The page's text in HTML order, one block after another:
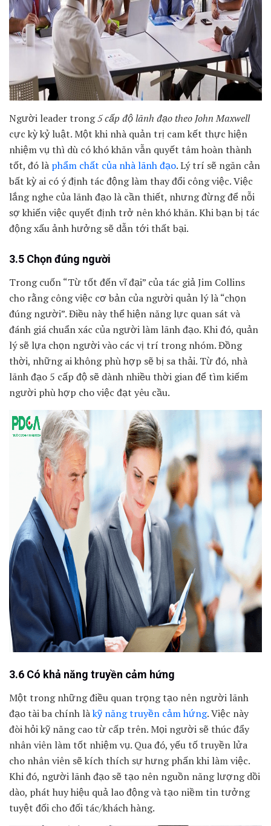
Người leader trong5 cấp độ lãnh đạo theo John Maxwell
cực kỳ kỷ luật. Một khi nhà quản trị cam kết thực hiện
nhiệm vụ thì dù có khó khăn vẫn quyết tâm hoàn thành
tốt, đó là phẩm chất của nhà lãnh đạo.Lý trí sẽ ngăn cản
bất kỳ ai có ý định tác động làm thay đổi công việc. Việc
lắng nghe của lãnh đạo là cần thiết, nhưng đừng để nỗi
sợ khiến việc quyết định trở nên khó khăn. Khi bạn bị tác
động xấu ảnh hưởng sẽ dẫn tới thất bại.
3.5 Chọn đúng người
Trong cuốn “Từ tốt đến vĩ đại” của tác giả Jim Collins
cho rằng công việc cơ bản của người quản lý là “chọn
đúng người”. Điều này thể hiện năng lực quan sát và
đánh giá chuẩn xác của người làm lãnh đạo. Khi đó, quản
lý sẽ lựa chọn người vào các vị trí trong nhóm. Đồng
thời, những ai không phù hợp sẽ bị sa thải. Từ đó, nhà
lãnh đạo 5 cấp độ sẽ dành nhiều thời gian để tìm kiếm
người phù hợp cho việc đạt yêu cầu.
3.6 Có khả năng truyền cảm hứng
Một trong những điều quan trọng tạo nên người lãnh
đạo tài ba chính làkỹ năng truyền cảm hứng. Việc này
đòi hỏi kỹ năng cao từ cấp trên. Mọi người sẽ thúc đẩy
nhân viên làm tốt nhiệm vụ. Qua đó, yếu tố truyền lửa
cho nhân viên sẽ kích thích sự hưng phấn khi làm việc.
Khi đó, người lãnh đạo sẽ tạo nên nguồn năng lượng dồi
dào, phát huy hiệu quả lao động và tạo niềm tin tưởng
tuyệt đối cho đối tác/khách hàng.